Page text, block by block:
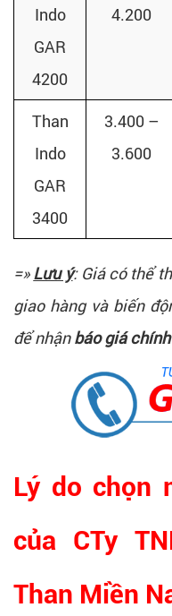
Indo
GAR
4200
4.200
Than
Indo
GAR
3400
3.400 –
3.600
=»Lưu ý: Giá có thể
giao hàng và biến
để nhậnbáo giá
Lý do chọn
của CTy
Than Miền